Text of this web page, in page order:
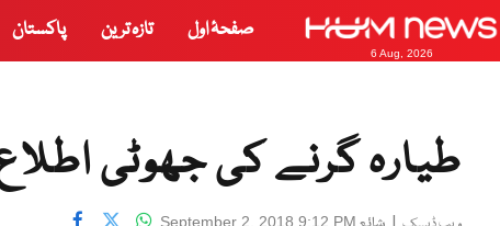
6 Aug, 2026
صفحۂ اول تازہ ترین پاکستان
طیارہ گرنے کی جھوٹی
September 2, 2018 9:12 PM